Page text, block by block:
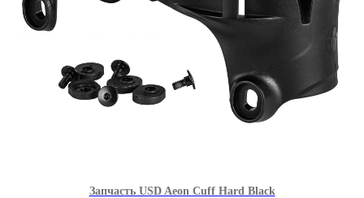
Запчасть USD Aeon Cuff Hard Black